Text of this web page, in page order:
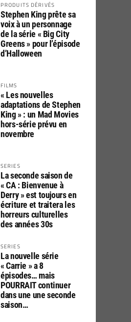
PRODUITS DÉRIVÉS
Stephen King prête sa
voix à un personnage
de la série « Big City
Greens » pour l’épisode
d’Halloween
FILMS
« Les nouvelles
adaptations de Stephen
King » : un Mad Movies
hors-série prévu en
novembre
SERIES
La seconde saison de
« CA : Bienvenue à
Derry » est toujours en
écriture et traitera les
horreurs culturelles
des années 30s
SERIES
La nouvelle série
« Carrie » a 8
épisodes… mais
POURRAIT continuer
dans une une seconde
saison…